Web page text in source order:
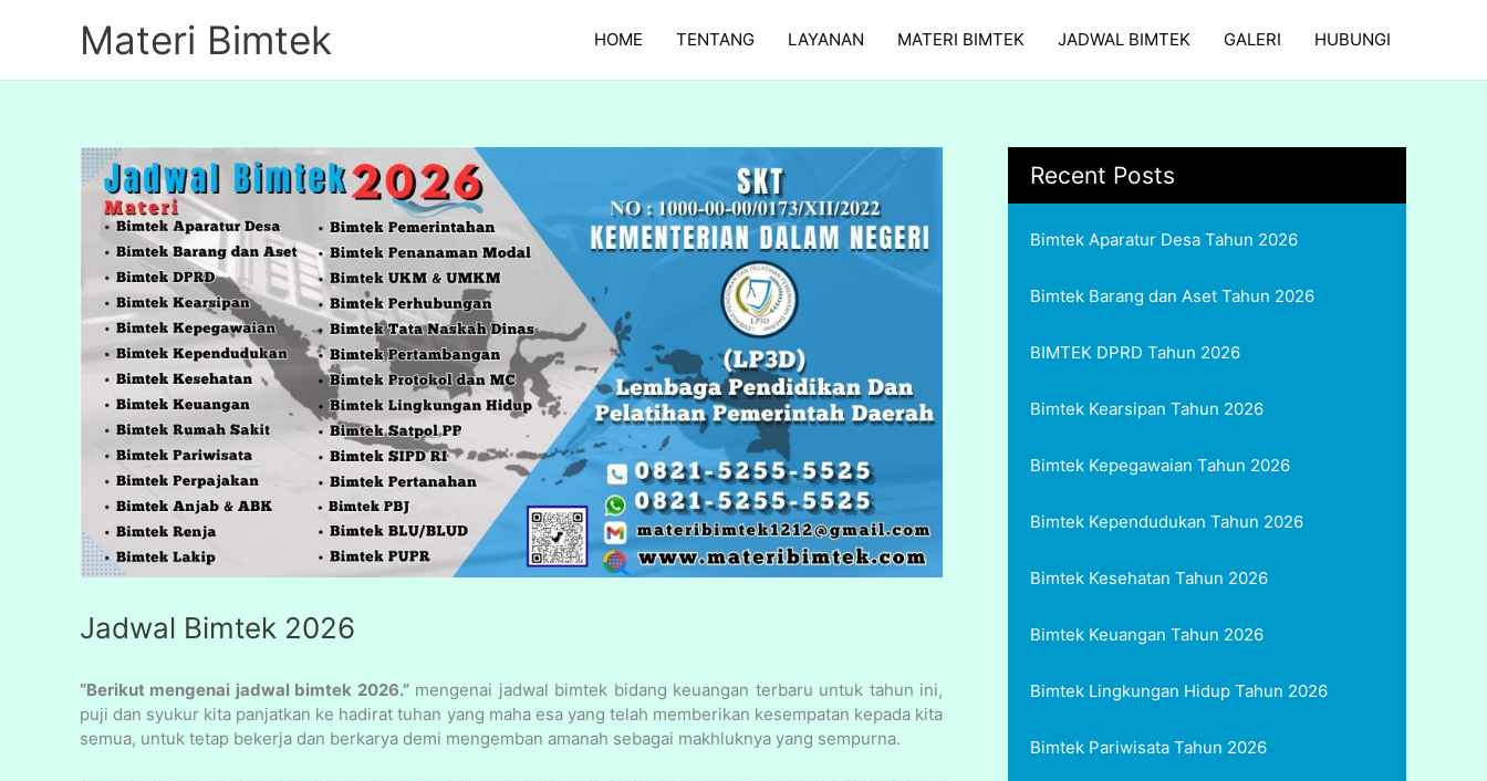
Materi Bimtek HOME TENTANG LAYANAN MATERI BIMTEK JADWAL BIMTEK GALERI HUBUNGI
Jadwal Bimtek 2026
“Berikut mengenai jadwal bimtek 2026.”mengenai jadwal bimtek bidang keuangan terbaru untuk tahun ini,
puji dan syukur kita panjatkan ke hadirat tuhan yang maha esa yang telah memberikan kesempatan kepada kita
semua, untuk tetap bekerja dan berkarya demi mengemban amanah sebagai makhluknya yang sempurna.
Recent Posts
Bimtek Aparatur Desa Tahun 2026
Bimtek Barang dan Aset Tahun 2026
BIMTEK DPRD Tahun 2026
Bimtek Kearsipan Tahun 2026
Bimtek Kepegawaian Tahun 2026
Bimtek Kependudukan Tahun 2026
Bimtek Kesehatan Tahun 2026
Bimtek Keuangan Tahun 2026
Bimtek Lingkungan Hidup Tahun 2026
Bimtek Pariwisata Tahun 2026